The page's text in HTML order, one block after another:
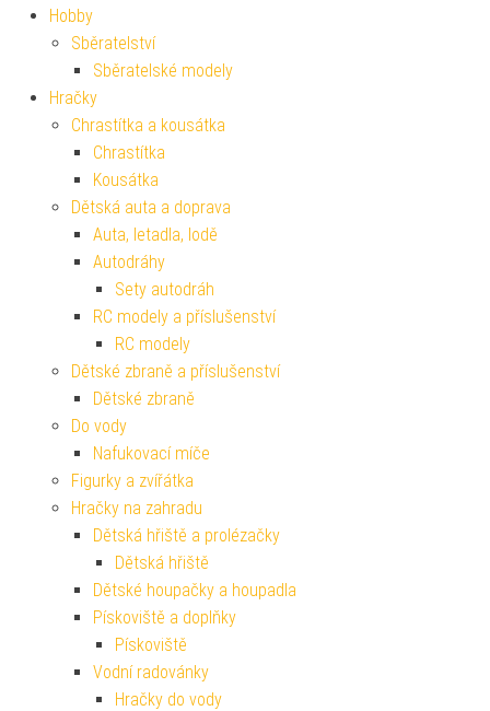
Hobby
Sběratelství
Sběratelské modely
Hračky
Chrastítka a kousátka
Chrastítka
Kousátka
Dětská auta a doprava
Auta, letadla, lodě
Autodráhy
Sety autodráh
RC modely a příslušenství
RC modely
Dětské zbraně a příslušenství
Dětské zbraně
Do vody
Nafukovací míče
Figurky a zvířátka
Hračky na zahradu
Dětská hřiště a prolézačky
Dětská hřiště
Dětské houpačky a houpadla
Pískoviště a doplňky
Pískoviště
Vodní radovánky
Hračky do vody